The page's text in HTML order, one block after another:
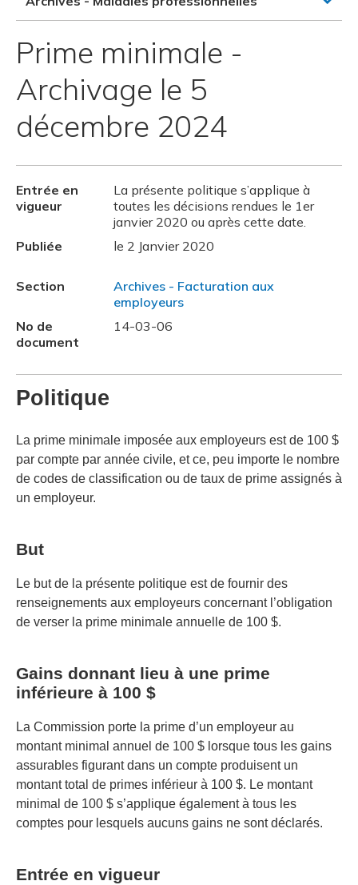
Prime minimale -
Archivage le 5
décembre 2024
Entrée en
vigueur
La présente politique s’applique à
toutes les décisions rendues le 1er
janvier 2020 ou après cette date.
Publiée
le 2 Janvier 2020
Section
Archives - Facturation aux
employeurs
No de
document
14-03-06
Politique
La prime minimale imposée aux employeurs est de 100 $
par compte par année civile, et ce, peu importe le nombre
de codes de classification ou de taux de prime assignés à
un employeur.
But
Le but de la présente politique est de fournir des
renseignements aux employeurs concernant l’obligation
de verser la prime minimale annuelle de 100 $.
Gains donnant lieu à une prime
inférieure à 100 $
La Commission porte la prime d’un employeur au
montant minimal annuel de 100 $ lorsque tous les gains
assurables figurant dans un compte produisent un
montant total de primes inférieur à 100 $. Le montant
minimal de 100 $ s’applique également à tous les
comptes pour lesquels aucuns gains ne sont déclarés.
Entrée en vigueur